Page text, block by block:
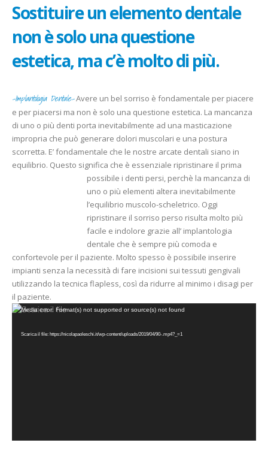
Sostituire un elemento dentale
non è solo una questione
estetica, ma c’è molto di più.
-Implantologia Dentale-Avere un bel sorriso è fondamentale per piacere
e per piacersi ma non è solo una questione estetica. La mancanza
di uno o più denti porta inevitabilmente ad una masticazione
impropria che può generare dolori muscolari e una postura
scorretta. E’ fondamentale che le nostre arcate dentali siano in
equilibrio. Questo significa che è essenziale ripristinare il prima
possibile i denti persi, perchè la mancanza di
uno o più elementi altera inevitabilmente
l’equilibrio muscolo-scheletrico. Oggi
ripristinare il sorriso perso risulta molto più
facile e indolore grazie all’ implantologia
dentale che è sempre più comoda e
confortevole per il paziente. Molto spesso è possibile inserire
impianti senza la necessità di fare incisioni sui tessuti gengivali
utilizzando la tecnica flapless, così da ridurre al minimo i disagi per
il paziente.
Video
Media error: Format(s) not supported or source(s) not found
Scarica il file: https://nicolapaoleschi.it/wp-content/uploads/2019/04/90-.mp4?_=1